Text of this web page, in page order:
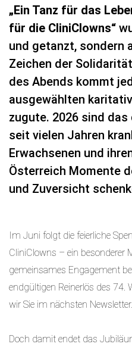
„Ein Tanz für das
für die CliniClowns“
und getanzt, sondern
Zeichen der
des Abends kommt
ausgewählten
zugute. 2026 sind
seit vielen Jahren
Erwachsenen und
Österreich Momente
und Zuversicht
Im Juni folgt die feierliche
CliniClowns – ein besonderer
gemeinsames Engagement
endgültigen Reinerlös des 74.
wir Sie im nächsten Newsletter.
Doch damit endet das